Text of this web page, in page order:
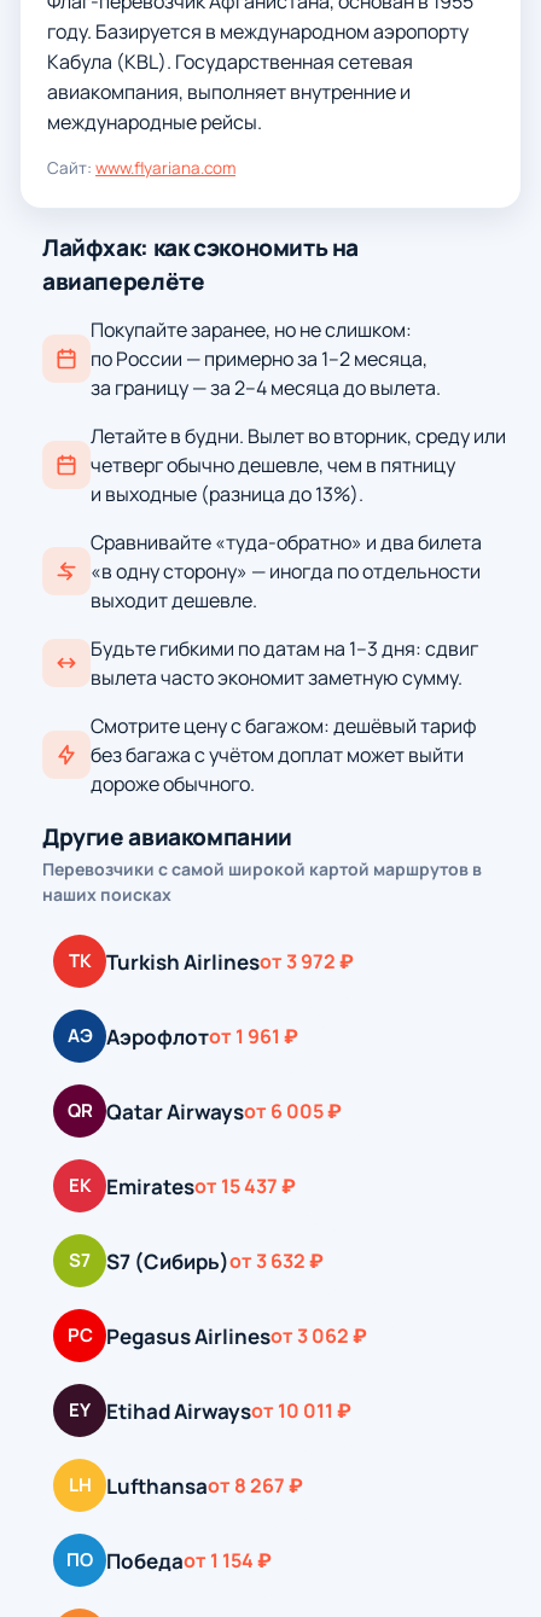
году. Базируется в международном аэропорту
Кабула (KBL). Государственная сетевая
авиакомпания, выполняет внутренние и
международные рейсы.
Сайт: www.flyariana.com
Лайфхак: как сэкономить на
авиаперелёте
Покупайте заранее, но не слишком:
по России — примерно за 1–2 месяца,
за границу — за 2–4 месяца до вылета.
Летайте в будни. Вылет во вторник, среду или
четверг обычно дешевле, чем в пятницу
и выходные (разница до 13%).
Сравнивайте «туда-обратно» и два билета
«в одну сторону» — иногда по отдельности
выходит дешевле.
Будьте гибкими по датам на 1–3 дня: сдвиг
вылета часто экономит заметную сумму.
Смотрите цену с багажом: дешёвый тариф
без багажа с учётом доплат может выйти
дороже обычного.
Другие авиакомпании
Перевозчики с самой широкой картой маршрутов в
наших поисках
TK Turkish Airlinesот 3 972 ₽
АЭ Аэрофлотот 1 961 ₽
QR Qatar Airwaysот 6 005 ₽
EK Emiratesот 15 437 ₽
S7 S7 (Сибирь)от 3 632 ₽
PC Pegasus Airlinesот 3 062 ₽
EY Etihad Airwaysот 10 011 ₽
LH Lufthansaот 8 267 ₽
ПО Победаот 1 154 ₽